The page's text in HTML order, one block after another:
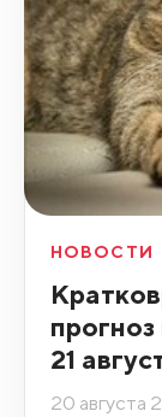
НОВОСТИ
21
20 августа